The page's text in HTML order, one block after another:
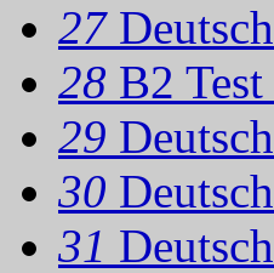
27
28 B2
29
30
31